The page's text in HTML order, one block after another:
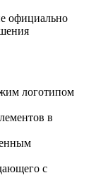
официально
логотипом
в
с